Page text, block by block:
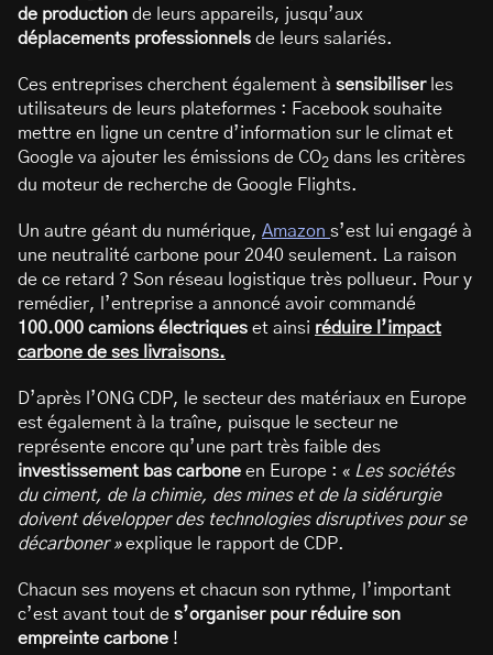
de production de leurs appareils, jusqu’aux
déplacements professionnels de leurs salariés.
Ces entreprises cherchent également à sensibiliserles
utilisateurs de leurs plateformes : Facebook souhaite
mettre en ligne un centre d’information sur le climat et
Google va ajouter les émissions de CO2 dans les critères
du moteur de recherche de Google Flights.
Un autre géant du numérique, Amazon s’est lui engagé à
une neutralité carbone pour 2040 seulement. La raison
de ce retard ? Son réseau logistique très pollueur. Pour y
remédier, l’entreprise a annoncé avoir commandé
100.000 camions électriques et ainsi réduire l’impact
carbone de ses livraisons.
D’après l’ONG CDP, le secteur des matériaux en Europe
est également à la traîne, puisque le secteur ne
représente encore qu’une part très faible des
investissement bas carbone en Europe : « Les sociétés
du ciment, de la chimie, des mines et de la sidérurgie
doivent développer des technologies disruptives pour se
décarboner »explique le rapport de CDP.
Chacun ses moyens et chacun son rythme, l’important
c’est avant tout de s’organiser pour réduire son
empreinte carbone !